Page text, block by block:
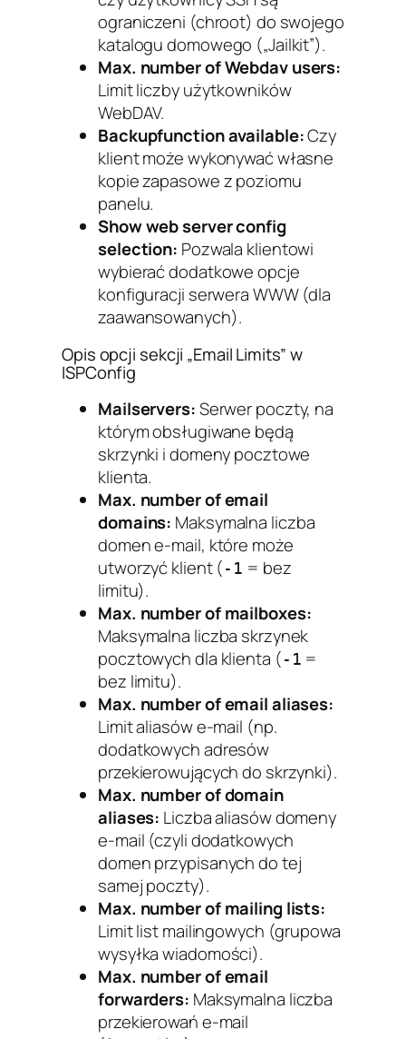
ograniczeni (chroot) do swojego
katalogu domowego („Jailkit”).
Max. number of Webdav users:
Limit liczby użytkowników
WebDAV.
Backupfunction available:Czy
klient może wykonywać własne
kopie zapasowe z poziomu
panelu.
Show web server config
selection: Pozwala klientowi
wybierać dodatkowe opcje
konfiguracji serwera WWW (dla
zaawansowanych).
Opis opcji sekcji „Email Limits” w
ISPConfig
Mailservers:Serwer poczty, na
którym obsługiwane będą
skrzynki i domeny pocztowe
klienta.
Max. number of email
domains: Maksymalna liczba
domen e-mail, które może
utworzyć klient (-1 = bez
limitu).
Max. number of mailboxes:
Maksymalna liczba skrzynek
pocztowych dla klienta (-1 =
bez limitu).
Max. number of email aliases:
Limit aliasów e-mail (np.
dodatkowych adresów
przekierowujących do skrzynki).
Max. number of domain
aliases: Liczba aliasów domeny
e-mail (czyli dodatkowych
domen przypisanych do tej
samej poczty).
Max. number of mailing lists:
Limit list mailingowych (grupowa
wysyłka wiadomości).
Max. number of email
forwarders: Maksymalna liczba
przekierowań e-mail